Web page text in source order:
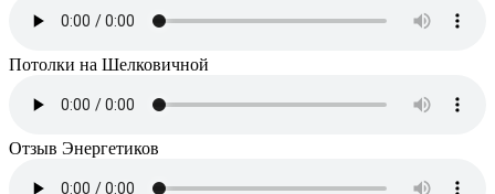
Потолки на Шелковичной
Отзыв Энергетиков